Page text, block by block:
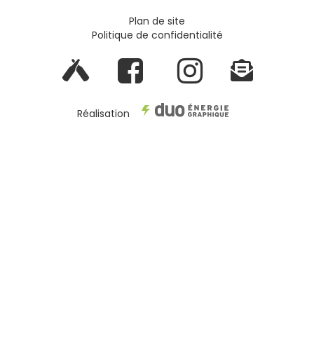
Plan de site
Politique de confidentialité
Réalisation